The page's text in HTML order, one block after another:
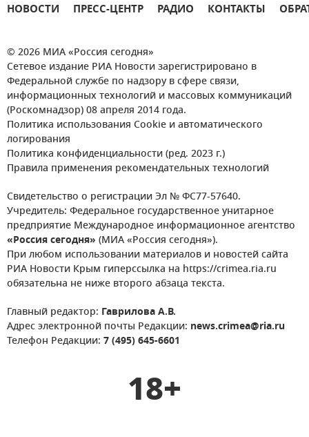
НОВОСТИ ПРЕСС-ЦЕНТР РАДИО КОНТАКТЫ
© 2026 МИА «Россия сегодня»
Сетевое издание РИА Новости зарегистрировано в
Федеральной службе по надзору в сфере связи,
информационных технологий и массовых коммуникаций
(Роскомнадзор) 08 апреля 2014 года.
Политика использования Cookie и автоматического
логирования
Политика конфиденциальности (ред. 2023 г.)
Правила применения рекомендательных технологий
Свидетельство о регистрации Эл № ФС77-57640.
Учредитель: Федеральное государственное унитарное
предприятие Международное информационное агентство
«Россия сегодня» (МИА «Россия сегодня»).
При любом использовании материалов и новостей сайта
РИА Новости Крым гиперссылка на https://crimea.ria.ru
обязательна не ниже второго абзаца текста.
Главный редактор: Гаврилова А.В.
Адрес электронной почты Редакции: news.crimea@ria.ru
Телефон Редакции: 7 (495) 645-6601
18+